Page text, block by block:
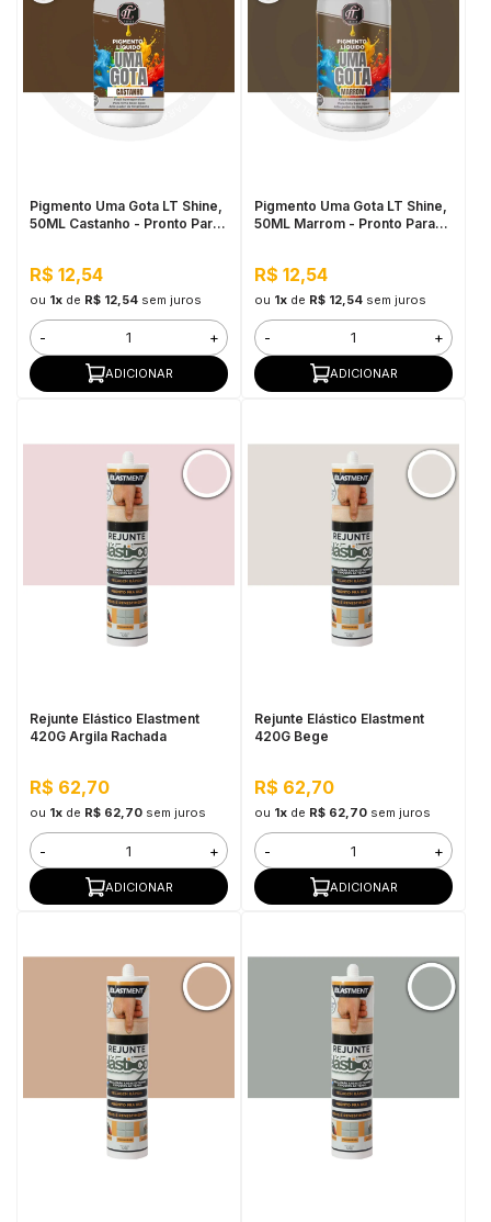
Pigmento Uma Gota LT Shine,
50ML Castanho - Pronto Para
R$ 12,54
ou 1xde R$ 12,54 sem juros
- +
ADICIONAR
Pigmento Uma Gota LT Shine,
50ML Marrom - Pronto Para
R$ 12,54
ou 1xde R$ 12,54 sem juros
- +
ADICIONAR
Rejunte Elástico Elastment
420G Argila Rachada
R$ 62,70
ou 1xde R$ 62,70 sem juros
- +
ADICIONAR
Rejunte Elástico Elastment
420G Bege
R$ 62,70
ou 1xde R$ 62,70 sem juros
- +
ADICIONAR